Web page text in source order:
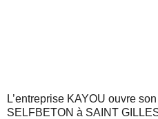
L’entreprise KAYOU ouvre
SELFBETON à SAINT